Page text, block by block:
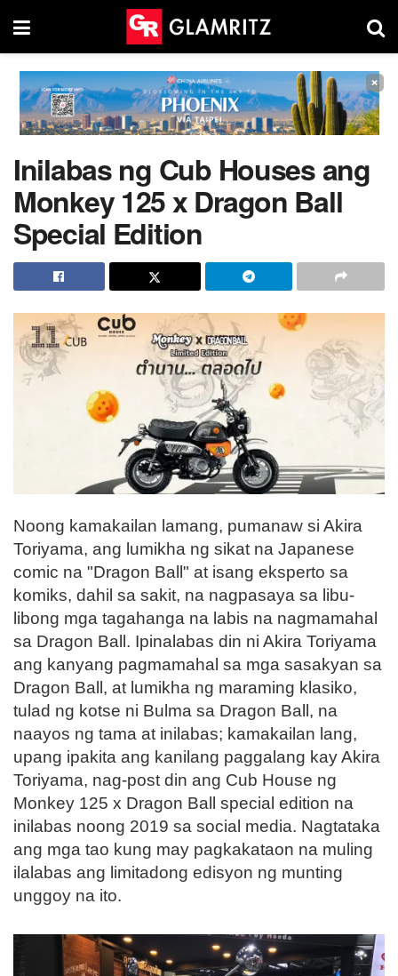
×
Inilabas ng Cub Houses ang
Monkey 125 x Dragon Ball
Special Edition
Noong kamakailan lamang, pumanaw si Akira
Toriyama, ang lumikha ng sikat na Japanese
comic na "Dragon Ball" at isang eksperto sa
komiks, dahil sa sakit, na nagpasaya sa libu-
libong mga tagahanga na labis na nagmamahal
sa Dragon Ball. Ipinalabas din ni Akira Toriyama
ang kanyang pagmamahal sa mga sasakyan sa
Dragon Ball, at lumikha ng maraming klasiko,
tulad ng kotse ni Bulma sa Dragon Ball, na
naayos ng tama at inilabas; kamakailan lang,
upang ipakita ang kanilang paggalang kay Akira
Toriyama, nag-post din ang Cub House ng
Monkey 125 x Dragon Ball special edition na
inilabas noong 2019 sa social media. Nagtataka
ang mga tao kung may pagkakataon na muling
ilalabas ang limitadong edisyon ng munting
unggoy na ito.